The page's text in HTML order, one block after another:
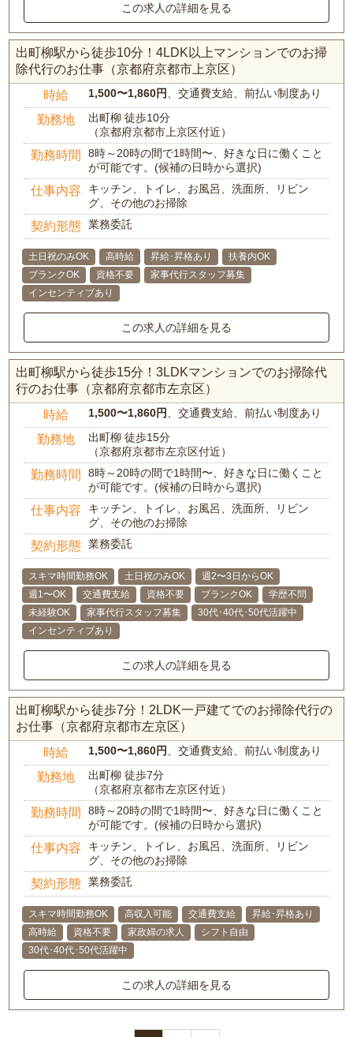
この求人の詳細を見る
出町柳駅から徒歩10分！4LDK以上マンションでのお掃
除代行のお仕事（京都府京都市上京区）
時給 1,500〜1,860円 、交通費支給、前払い制度あり
勤務地
出町柳 徒歩10分
（京都府京都市上京区付近）
勤務時間
8時～20時の間で1時間〜、好きな日に働くこと
が可能です。(候補の日時から選択)
仕事内容
キッチン、トイレ、お風呂、洗面所、リビン
グ、その他のお掃除
契約形態 業務委託
土日祝のみOK 高時給 昇給･昇格あり
扶養内OK
ブランクOK
資格不要
家事代行スタッフ募集
インセンティブあり
この求人の詳細を見る
出町柳駅から徒歩15分！3LDKマンションでのお掃除代
行のお仕事（京都府京都市左京区）
時給 1,500〜1,860円 、交通費支給、前払い制度あり
勤務地
出町柳 徒歩15分
（京都府京都市左京区付近）
勤務時間
8時～20時の間で1時間〜、好きな日に働くこと
が可能です。(候補の日時から選択)
仕事内容
キッチン、トイレ、お風呂、洗面所、リビン
グ、その他のお掃除
契約形態 業務委託
スキマ時間勤務OK 土日祝のみOK
週2〜3日からOK
週1〜OK
交通費支給 資格不要 ブランクOK
学歴不問
未経験OK
家事代行スタッフ募集
30代･40代･50代活躍中
インセンティブあり
この求人の詳細を見る
出町柳駅から徒歩7分！2LDK一戸建てでのお掃除代行の
お仕事（京都府京都市左京区）
時給 1,500〜1,860円 、交通費支給、前払い制度あり
勤務地
出町柳 徒歩7分
（京都府京都市左京区付近）
勤務時間
8時～20時の間で1時間〜、好きな日に働くこと
が可能です。(候補の日時から選択)
仕事内容
キッチン、トイレ、お風呂、洗面所、リビン
グ、その他のお掃除
契約形態 業務委託
スキマ時間勤務OK 高収入可能 交通費支給
昇給･昇格あり
高時給
資格不要 家政婦の求人
シフト自由
30代･40代･50代活躍中
この求人の詳細を見る